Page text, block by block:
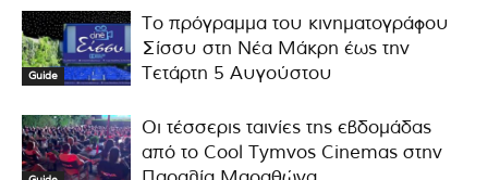
Guide
Το πρόγραμμα του κινηματογράφου
Σίσσυ στη Νέα Μάκρη έως την
Τετάρτη 5 Αυγούστου
Οι τέσσερις ταινίες της εβδομάδας
από το Cool Tymvos Cinemas στην